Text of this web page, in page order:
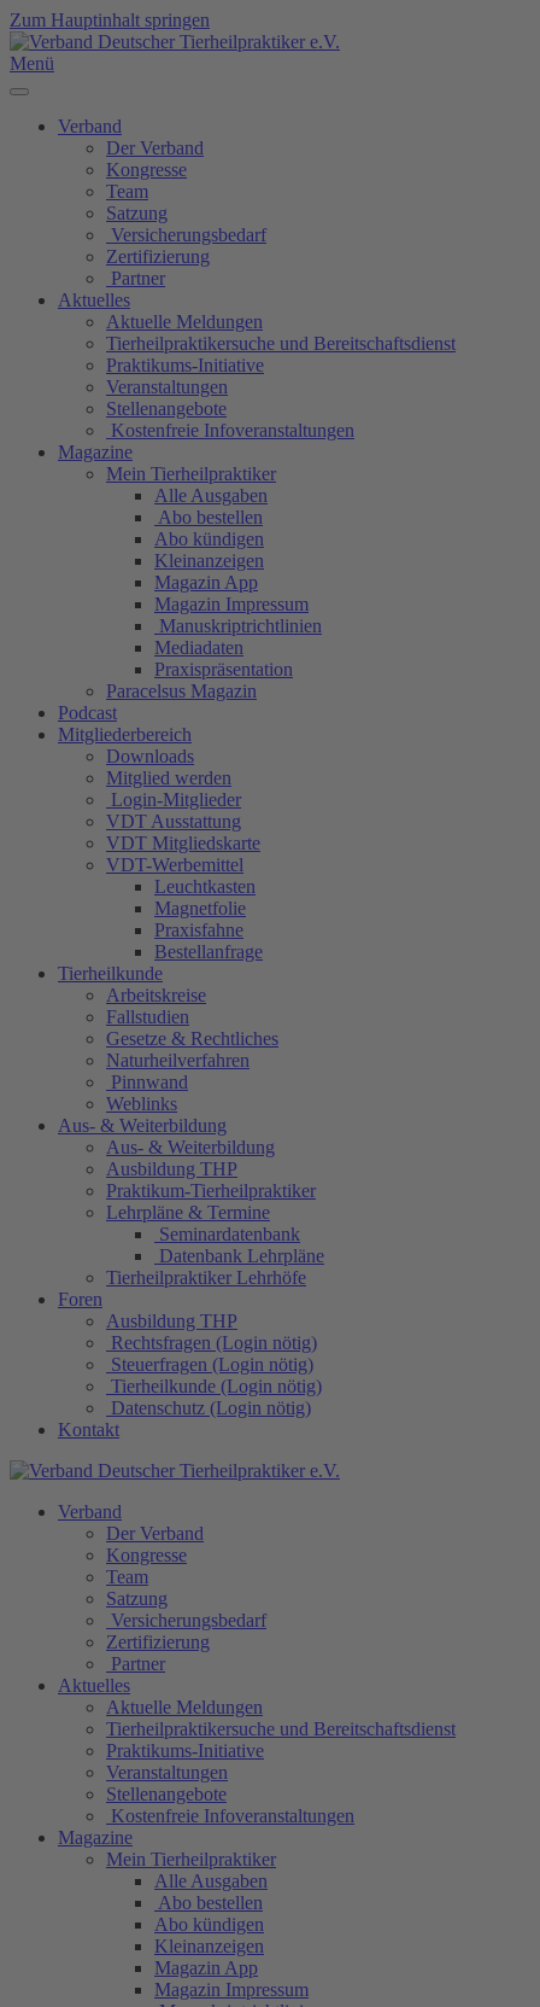
Zum Hauptinhalt springen
Menü
Verband
Der Verband
Kongresse
Team
Satzung
Versicherungsbedarf
Zertifizierung
Partner
Aktuelles
Aktuelle Meldungen
Tierheilpraktikersuche und Bereitschaftsdienst
Praktikums-Initiative
Veranstaltungen
Stellenangebote
Kostenfreie Infoveranstaltungen
Magazine
Mein Tierheilpraktiker
Alle Ausgaben
Abo bestellen
Abo kündigen
Kleinanzeigen
Magazin App
Magazin Impressum
Manuskriptrichtlinien
Mediadaten
Praxispräsentation
Paracelsus Magazin
Podcast
Mitgliederbereich
Downloads
Mitglied werden
Login-Mitglieder
VDT Ausstattung
VDT Mitgliedskarte
VDT-Werbemittel
Leuchtkasten
Magnetfolie
Praxisfahne
Bestellanfrage
Tierheilkunde
Arbeitskreise
Fallstudien
Gesetze & Rechtliches
Naturheilverfahren
Pinnwand
Weblinks
Aus- & Weiterbildung
Aus- & Weiterbildung
Ausbildung THP
Praktikum-Tierheilpraktiker
Lehrpläne & Termine
Seminardatenbank
Datenbank Lehrpläne
Tierheilpraktiker Lehrhöfe
Foren
Ausbildung THP
Rechtsfragen (Login nötig)
Steuerfragen (Login nötig)
Tierheilkunde (Login nötig)
Datenschutz (Login nötig)
Kontakt
Verband
Der Verband
Kongresse
Team
Satzung
Versicherungsbedarf
Zertifizierung
Partner
Aktuelles
Aktuelle Meldungen
Tierheilpraktikersuche und Bereitschaftsdienst
Praktikums-Initiative
Veranstaltungen
Stellenangebote
Kostenfreie Infoveranstaltungen
Magazine
Mein Tierheilpraktiker
Alle Ausgaben
Abo bestellen
Abo kündigen
Kleinanzeigen
Magazin App
Magazin Impressum